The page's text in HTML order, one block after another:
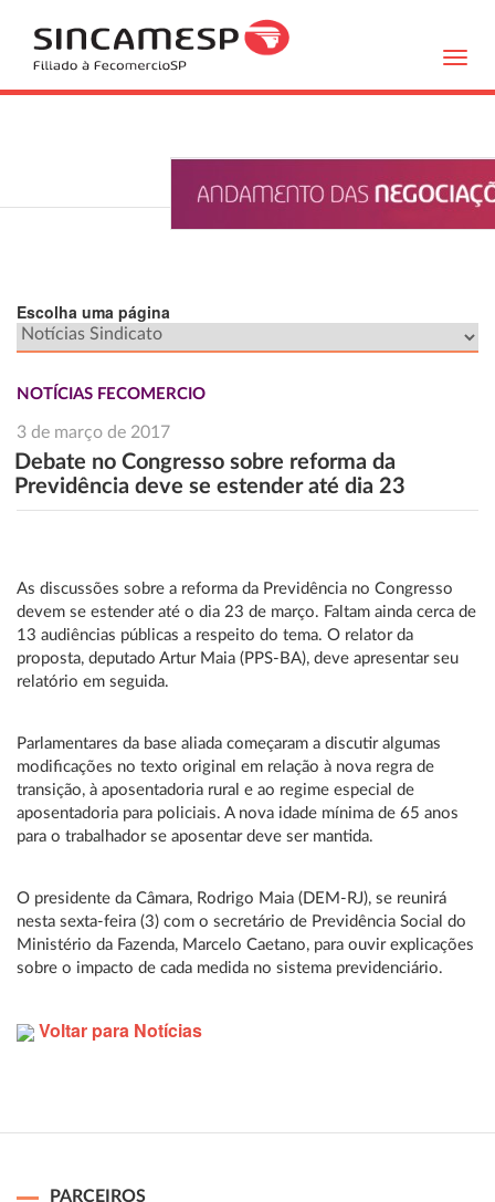
Escolha uma página
NOTÍCIAS FECOMERCIO
3 de março de 2017
Debate no Congresso sobre reforma da
Previdência deve se estender até dia 23
As discussões sobre a reforma da Previdência no Congresso
devem se estender até o dia 23 de março. Faltam ainda cerca de
13 audiências públicas a respeito do tema. O relator da
proposta, deputado Artur Maia (PPS-BA), deve apresentar seu
relatório em seguida.
Parlamentares da base aliada começaram a discutir algumas
modificações no texto original em relação à nova regra de
transição, à aposentadoria rural e ao regime especial de
aposentadoria para policiais. A nova idade mínima de 65 anos
para o trabalhador se aposentar deve ser mantida.
O presidente da Câmara, Rodrigo Maia (DEM-RJ), se reunirá
nesta sexta-feira (3) com o secretário de Previdência Social do
Ministério da Fazenda, Marcelo Caetano, para ouvir explicações
sobre o impacto de cada medida no sistema previdenciário.
Voltar para Notícias
PARCEIROS